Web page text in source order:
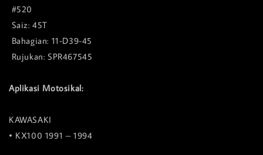
#520
Saiz: 45T
Bahagian: 11-D39-45
Rujukan: SPR467545
Aplikasi Motosikal:
KAWASAKI
• KX100 1991 – 1994